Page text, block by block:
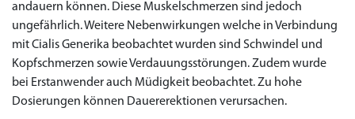
andauern können. Diese Muskelschmerzen sind jedoch
ungefährlich. Weitere Nebenwirkungen welche in Verbindung
mit Cialis Generika beobachtet wurden sind Schwindel und
Kopfschmerzen sowie Verdauungsstörungen. Zudem wurde
bei Erstanwender auch Müdigkeit beobachtet. Zu hohe
Dosierungen können Dauererektionen verursachen.